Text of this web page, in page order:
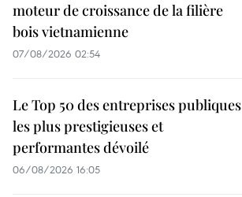
moteur de croissance de la filière
bois vietnamienne
07/08/2026 02:54
Le Top 50 des entreprises publiques
les plus prestigieuses et
performantes dévoilé
06/08/2026 16:05